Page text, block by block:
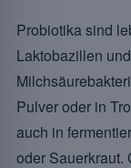
Probiotika sind
Laktobazillen
Pulver oder in
auch in
oder Sauerkraut.